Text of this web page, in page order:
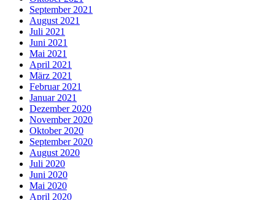
September 2021
August 2021
Juli 2021
Juni 2021
Mai 2021
April 2021
März 2021
Februar 2021
Januar 2021
Dezember 2020
November 2020
Oktober 2020
September 2020
August 2020
Juli 2020
Juni 2020
Mai 2020
April 2020